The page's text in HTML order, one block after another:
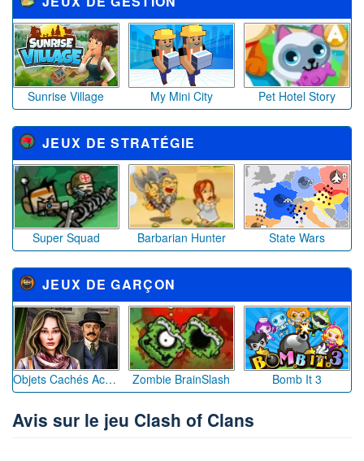
Sunrise Village My Mini City Pet Hotel Story
JEUX DE STRATÉGIE
Super Squad Barbarian Hunter State Wars
JEUX DE GARÇON
Objets Cachés Académie de Détectives Zombie BrainSlash Bomb It 3
Avis sur le jeu Clash of Clans